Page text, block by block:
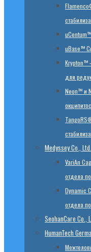
uBase™
Krypton™
для
Neon™ и
Medyssey Co., Ltd.
VariAn
отдела
Dynamic
отдела
SeohanCare Co.,
HumanTech